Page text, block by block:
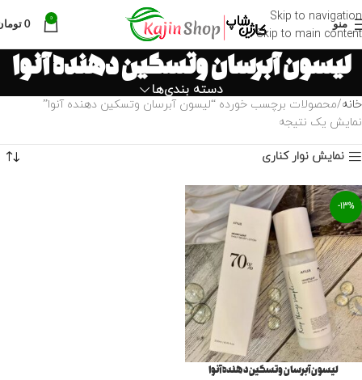
Skip to navigation
Skip to main content
منو
0
0
لیسون آبرسان وتسکین دهنده آنوا
دسته بندی‌ها
خانه محصولات برچسب خورده “لیسون آبرسان وتسکین دهنده آنوا”
نمایش یک نتیجه
نمایش نوار کناری
-13%
لیسون آبرسان وتسکین دهنده آنوا